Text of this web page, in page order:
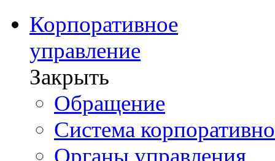
Корпоративное
управление
Закрыть
Обращение
Система
Органы управления